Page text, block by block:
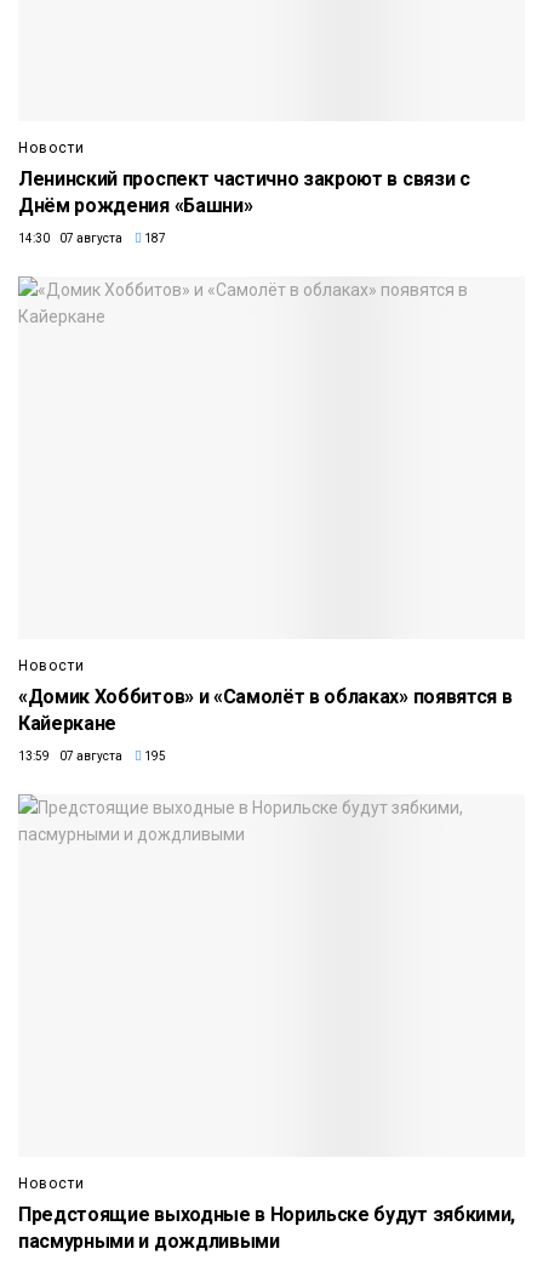
Новости
Ленинский проспект частично закроют в связи с
Днём рождения «Башни»
14:30 07 августа 187
Новости
«Домик Хоббитов» и «Самолёт в облаках» появятся в
Кайеркане
13:59 07 августа 195
Новости
Предстоящие выходные в Норильске будут зябкими,
пасмурными и дождливыми